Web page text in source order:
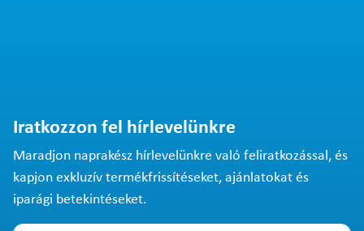
Iratkozzon fel hírlevelünkre
Maradjon naprakész hírlevelünkre való feliratkozással, és
kapjon exkluzív termékfrissítéseket, ajánlatokat és
iparági betekintéseket.